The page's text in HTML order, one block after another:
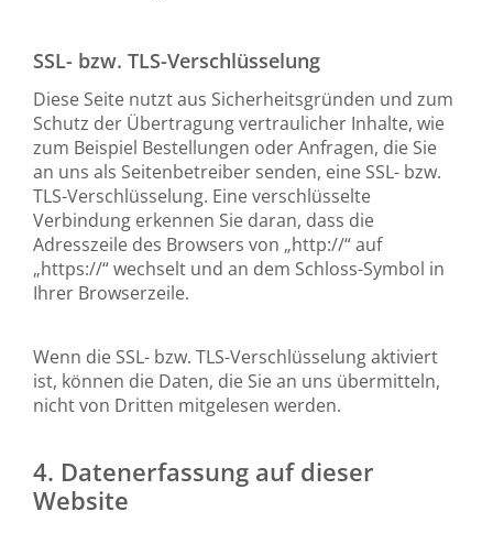
SSL- bzw. TLS-Verschlüsselung
Diese Seite nutzt aus Sicherheitsgründen und zum
Schutz der Übertragung vertraulicher Inhalte, wie
zum Beispiel Bestellungen oder Anfragen, die Sie
an uns als Seitenbetreiber senden, eine SSL- bzw.
TLS-Verschlüsselung. Eine verschlüsselte
Verbindung erkennen Sie daran, dass die
Adresszeile des Browsers von „http://“ auf
„https://“ wechselt und an dem Schloss-Symbol in
Ihrer Browserzeile.
Wenn die SSL- bzw. TLS-Verschlüsselung aktiviert
ist, können die Daten, die Sie an uns übermitteln,
nicht von Dritten mitgelesen werden.
4. Datenerfassung auf dieser
Website